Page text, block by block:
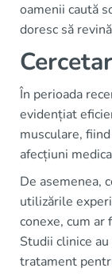
oamenii caută
doresc să
În perioada
evidențiat
musculare,
afecțiuni
De asemenea,
utilizările
conexe, cum
Studii clinice
tratament